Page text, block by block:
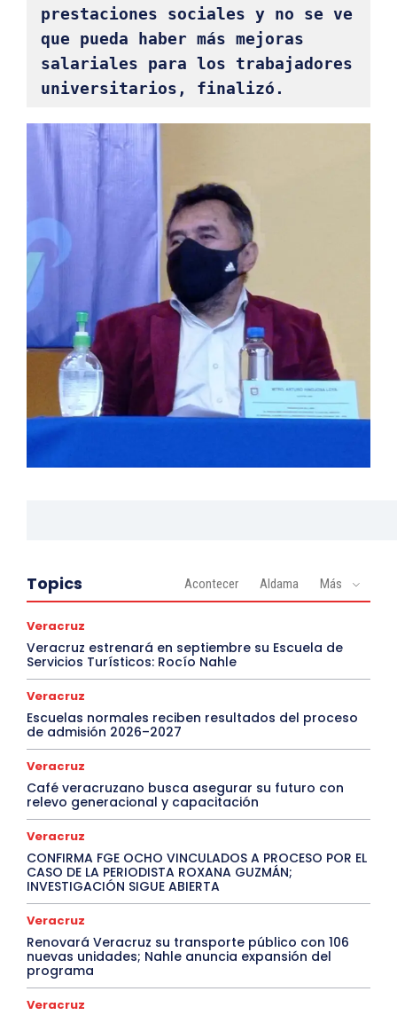
prestaciones sociales y no se ve
que pueda haber más mejoras
salariales para los trabajadores
universitarios, finalizó.
Topics Acontecer Aldama Más
Veracruz
Veracruz estrenará en septiembre su Escuela de
Servicios Turísticos: Rocío Nahle
Veracruz
Escuelas normales reciben resultados del proceso
de admisión 2026–2027
Veracruz
Café veracruzano busca asegurar su futuro con
relevo generacional y capacitación
Veracruz
CONFIRMA FGE OCHO VINCULADOS A PROCESO POR EL
CASO DE LA PERIODISTA ROXANA GUZMÁN;
INVESTIGACIÓN SIGUE ABIERTA
Veracruz
Renovará Veracruz su transporte público con 106
nuevas unidades; Nahle anuncia expansión del
programa
Veracruz